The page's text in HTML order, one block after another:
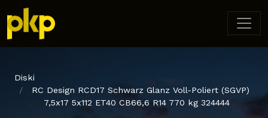
Diski
RC Design RCD17 Schwarz Glanz Voll-Poliert (SGVP)
7,5x17 5x112 ET40 CB66,6 R14 770 kg 324444